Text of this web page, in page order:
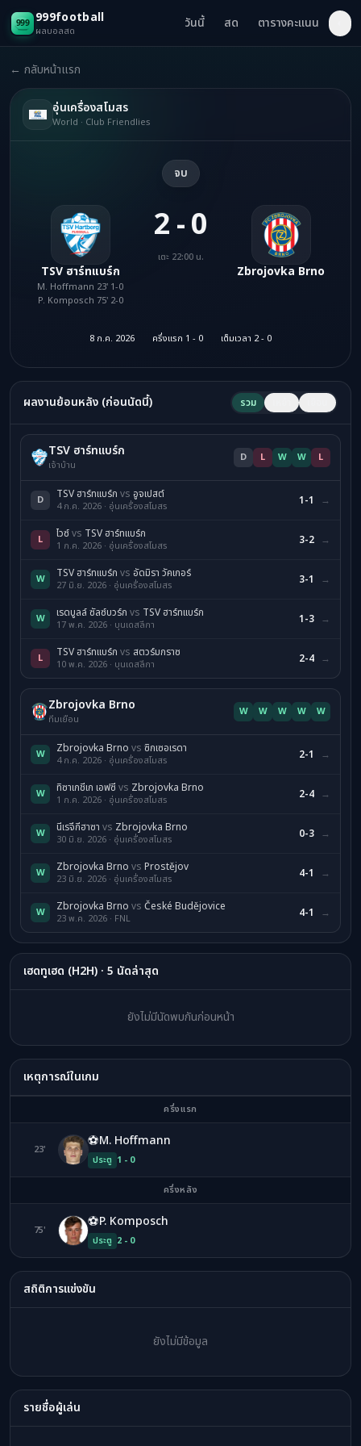
999football
ผลบอลสด วันนี้ สด ตารางคะแนน
← กลับหน้าแรก
อุ่นเครื่องสโมสร
World · Club Friendlies
จบ
TSV ฮาร์ทแบร์ก
M. Hoffmann 23' 1-0
P. Komposch 75' 2-0
2 - 0
เตะ 22:00 น.
Zbrojovka Brno
8 ก.ค. 2026 ครึ่งแรก 1 - 0 เต็มเวลา 2 - 0
ผลงานย้อนหลัง (ก่อนนัดนี้) รวม
TSV ฮาร์ทแบร์ก
เจ้าบ้าน
D L W W L
D TSV ฮาร์ทแบร์ก vs อูจเปสต์
4 ก.ค. 2026 · อุ่นเครื่องสโมสร 1-1 →
L ไวซ์vs TSV ฮาร์ทแบร์ก
1 ก.ค. 2026 · อุ่นเครื่องสโมสร 3-2 →
W TSV ฮาร์ทแบร์ก vs อัดมิรา วัคเกอร์
27 มิ.ย. 2026 · อุ่นเครื่องสโมสร 3-1 →
W เรดบูลล์ ซัลซ์บวร์ก vs TSV ฮาร์ทแบร์ก
17 พ.ค. 2026 · บุนเดสลีกา 1-3 →
L TSV ฮาร์ทแบร์ก vs สตวร์มกราซ
10 พ.ค. 2026 · บุนเดสลีกา 2-4 →
Zbrojovka Brno
ทีมเยือน
W W W W W
W Zbrojovka Brno vs ซิกเซอเรดา
4 ก.ค. 2026 · อุ่นเครื่องสโมสร 2-1 →
W ทิซาเกชีเก เอฟซี vs Zbrojovka Brno
1 ก.ค. 2026 · อุ่นเครื่องสโมสร 2-4 →
W นีเรจีกีฮาซา vs Zbrojovka Brno
30 มิ.ย. 2026 · อุ่นเครื่องสโมสร 0-3 →
W Zbrojovka Brno vs Prostějov
23 มิ.ย. 2026 · อุ่นเครื่องสโมสร 4-1 →
W Zbrojovka Brno vs České Budějovice
23 พ.ค. 2026 · FNL 4-1 →
เฮดทูเฮด (H2H) · 5 นัดล่าสุด
ยังไม่มีนัดพบกันก่อนหน้า
เหตุการณ์ในเกม
ครึ่งแรก
23' MH ⚽M. Hoffmann
ประตู 1 - 0
ครึ่งหลัง
75' PK ⚽P. Komposch
ประตู 2 - 0
สถิติการแข่งขัน
ยังไม่มีข้อมูล
รายชื่อผู้เล่น